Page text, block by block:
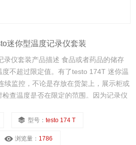
迷你型温度记录仪套装
录仪套装产品描述 食品或者药品的储存
不超过限定值。有了testo 174T 迷你温
续监控，不论是存放在货架上，展示柜或
查温度是否在限定的范围。因为记录仪
型号：testo 174 T
浏览量： 1786